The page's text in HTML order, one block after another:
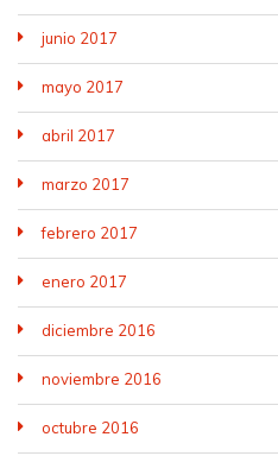
junio 2017
mayo 2017
abril 2017
marzo 2017
febrero 2017
enero 2017
diciembre 2016
noviembre 2016
octubre 2016